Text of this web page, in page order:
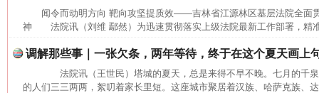
闻令而动明方向 靶向攻坚提质效——吉林省江源林区基层法院全面
神 法院讯（刘维 鄢然）为迅速贯彻落实上级法院最新工作部署，精
调解那些事｜一张欠条，两年等待，终于在这个夏天画上
法院讯（王世民）塔城的夏天，总是来得不早不晚。七月的千
的人们三三两两，絮叨着家长里短。这座城市聚居着汉族、哈萨克族、